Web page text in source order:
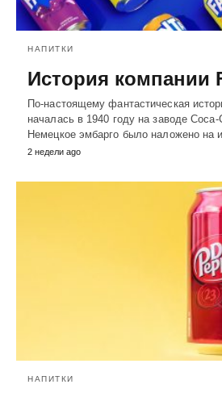
НАПИТКИ
История компании
По-настоящему фантастическая
началась в 1940 году на заводе
Немецкое эмбарго было наложено на
2 недели ago
НАПИТКИ